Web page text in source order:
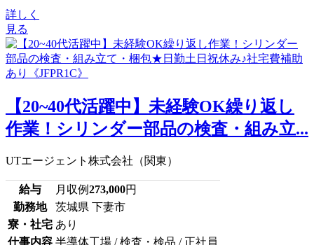
詳しく
見る
【20~40代活躍中】未経験OK繰り返し
作業！シリンダー部品の検査・組み立...
UTエージェント株式会社（関東）
給与 月収例273,000円
勤務地
茨城県 下妻市
寮・社宅 あり
仕事内容 半導体工場 / 検査・検品 / 正社員